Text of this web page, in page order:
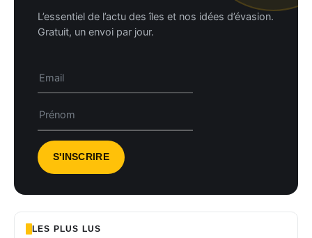
L’essentiel de l’actu des îles et nos idées d’évasion.
Gratuit, un envoi par jour.
LES PLUS LUS